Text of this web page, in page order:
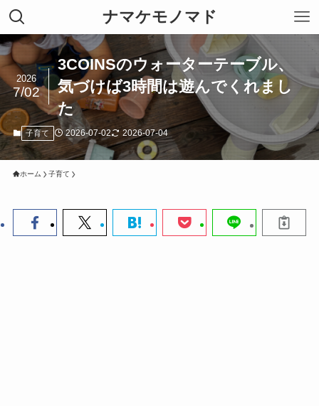
ナマケモノマド
3COINSのウォーターテーブル、
気づけば3時間は遊んでくれまし
た
2026
7/02
子育て 2026-07-02 2026-07-04
ホーム 子育て